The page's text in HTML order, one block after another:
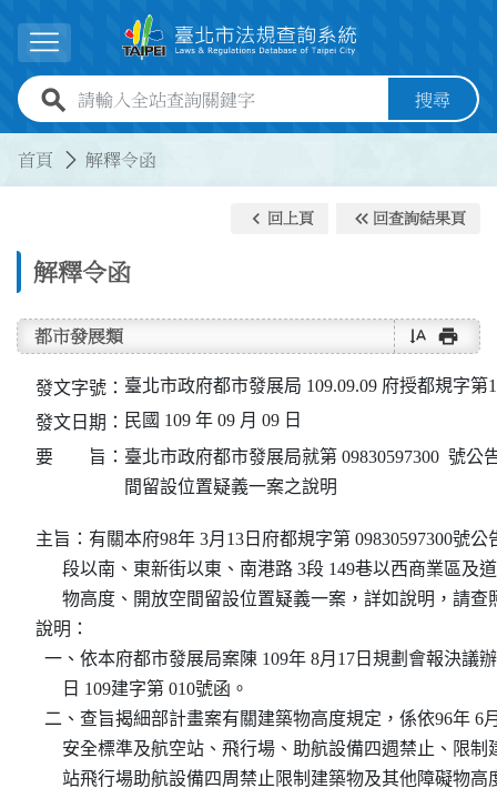
展開選單
全站查詢關鍵字欄位 搜尋
首頁 解釋令函
解釋令函
keyboard_arrow_left 回上頁 keyboard_double_arrow_left 回查詢結果頁
都市發展類 text_rotate_vertical print
發文字號： 臺北市政府都市發展局 109.09.09 府授都規字第
發文日期： 民國 109 年 09 月 09 日
要 旨： 臺北市政府都市發展局就第 09830597300  號公
間留設位置疑義一案之說明
主旨：有關本府98年 3月13日府都規字第 09830597300號
段以南、東新街以東、南港路 3段 149巷以西商業區
物高度、開放空間留設位置疑義一案，詳如說明，請查
說明：
一、依本府都市發展局案陳 109年 8月17日規劃會報決議
      日 109建字第 010號函。
二、查旨揭細部計畫案有關建築物高度規定，係依96年 6
安全標準及航空站、飛行場、助航設備四週禁止、限
站飛行場助航設備四周禁止限制建築物及其他障礙物